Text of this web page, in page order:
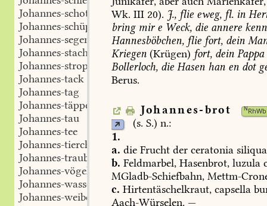
Johannes-schote
Johannes-schüppe
Johannes-segen
Johannes-stachel
Johannes-strop
Johannes-tack
Johannes-tag
Johannes-täppchen
Johannes-tau
Johannes-tee
Johannes-tierchen
Johannes-traube
Johannes-vögelchen
Johannes-wasser
Johannes-weibchen
Wk. III 20). J., flie eweg, fl. in
bringmire Weck, die annere
Hannesböbchen, flie fort, dein
Kriegen (Krügen) fort, dein Pappa
Bollerloch, die Hasen han en dot
Berus.
Johannes-brot NRhWb
(s. S.) n.:
1.
a. die Frucht der ceratonia siliqua
b. Feldmarbel, Hasenbrot, luzula
MGladb-Schiefbahn, Mettm-
c. Hirtentäschelkraut, capsella
Aach-Würselen. —